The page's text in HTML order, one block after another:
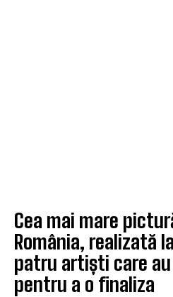
Cea mai mare
România, realizată
patru artiști care
pentru a o finaliza